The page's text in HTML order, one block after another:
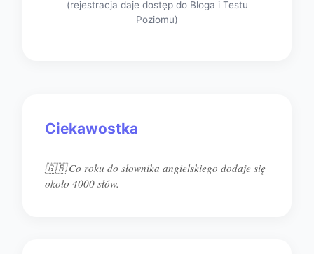
(rejestracja daje dostęp do Bloga i Testu
Poziomu)
Ciekawostka
🇬🇧 Co roku do słownika angielskiego dodaje się
około 4000 słów.